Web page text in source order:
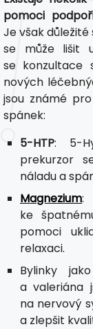
pomoci
Je však
se může lišit
se konzultace
nových
jsou známé
spánek:
5-HTP: 5-
prekurzor
náladu a
Magnezium:
ke
pomoci
relaxaci.
Bylinky
a valeriána
na nervový
a zlepšit